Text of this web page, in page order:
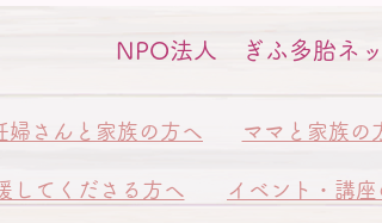
NPO法人 ぎふ多胎ネッ
婦さんと家族の方へ ママと家族の
してくださる方へ イベント・講